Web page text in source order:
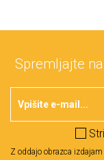
Spremljajte
Z oddajo obrazca